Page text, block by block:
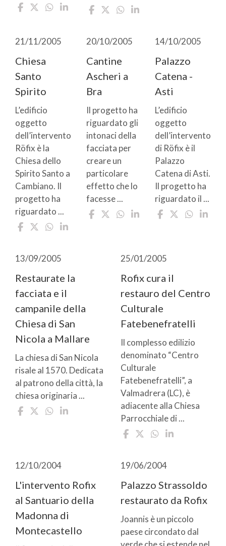
21/11/2005
Chiesa
Santo
Spirito
L’edificio
oggetto
dell’intervento
Röfix è la
Chiesa dello
Spirito Santo a
Cambiano. Il
progetto ha
riguardato ...
20/10/2005
Cantine
Ascheri a
Bra
Il progetto ha
riguardato gli
intonaci della
facciata per
creare un
particolare
effetto che lo
facesse ...
14/10/2005
Palazzo
Catena -
Asti
L’edificio
oggetto
dell’intervento
di Röfix è il
Palazzo
Catena di Asti.
Il progetto ha
riguardato il ...
13/09/2005
Restaurate la
facciata e il
campanile della
Chiesa di San
Nicola a Mallare
La chiesa di San Nicola
risale al 1570. Dedicata
al patrono della città, la
chiesa originaria ...
25/01/2005
Rofix cura il
restauro del Centro
Culturale
Fatebenefratelli
Il complesso edilizio
denominato “Centro
Culturale
Fatebenefratelli”, a
Valmadrera (LC), è
adiacente alla Chiesa
Parrocchiale di ...
12/10/2004
L'intervento Rofix
al Santuario della
Madonna di
Montecastello
19/06/2004
Palazzo Strassoldo
restaurato da Rofix
Joannis è un piccolo
paese circondato dal